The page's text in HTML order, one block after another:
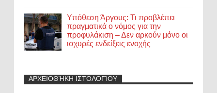
Υπόθεση Άργους: Τι προβλέπει
πραγματικά ο νόμος για την
προφυλάκιση – Δεν αρκούν μόνο οι
ισχυρές ενδείξεις ενοχής
ΑΡΧΕΙΟΘΉΚΗ ΙΣΤΟΛΟΓΊΟΥ